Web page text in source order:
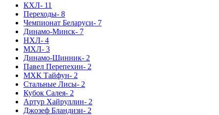
КХЛ- 11
Переходы- 8
Чемпионат Беларуси- 7
Динамо-Минск- 7
НХЛ- 4
МХЛ- 3
Динамо-Шинник- 2
Павел Перепехин- 2
МХК Тайфун- 2
Стальные Лисы- 2
Кубок Салея- 2
Артур Хайруллин- 2
Джозеф Бландизи- 2